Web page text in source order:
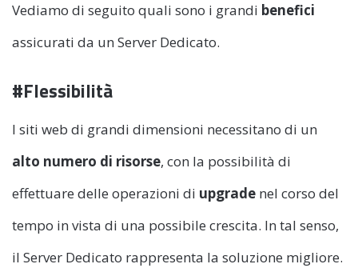
Vediamo di seguito quali sono i grandi benefici
assicurati da un Server Dedicato.
#Flessibilità
I siti web di grandi dimensioni necessitano di un
alto numero di risorse, con la possibilità di
effettuare delle operazioni di upgrade nel corso del
tempo in vista di una possibile crescita. In tal senso,
il Server Dedicato rappresenta la soluzione migliore.